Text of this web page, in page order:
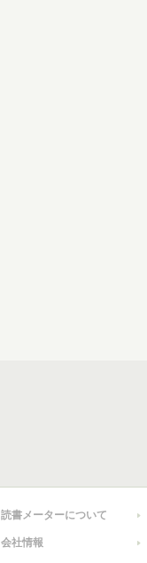
読書メーターについて
会社情報